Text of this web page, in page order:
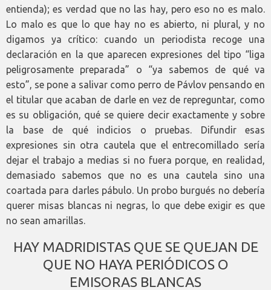
entienda); es verdad que no las hay, pero eso no es malo.
Lo malo es que lo que hay no es abierto, ni plural, y no
digamos ya crítico: cuando un periodista recoge una
declaración en la que aparecen expresiones del tipo “liga
peligrosamente preparada” o “ya sabemos de qué va
esto”, se pone a salivar como perro de Pávlov pensando en
el titular que acaban de darle en vez de repreguntar, como
es su obligación, qué se quiere decir exactamente y sobre
la base de qué indicios o pruebas. Difundir esas
expresiones sin otra cautela que el entrecomillado sería
dejar el trabajo a medias si no fuera porque, en realidad,
demasiado sabemos que no es una cautela sino una
coartada para darles pábulo. Un probo burgués no debería
querer misas blancas ni negras, lo que debe exigir es que
no sean amarillas.
HAY MADRIDISTAS QUE SE QUEJAN DE
QUE NO HAYA PERIÓDICOS O
EMISORAS BLANCAS